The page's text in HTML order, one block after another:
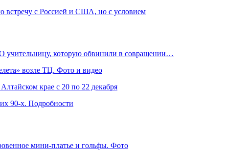
встречу с Россией и США, но с условием
учительницу, которую обвинили в совращении…
возле ТЦ. Фото и видео
крае с 20 по 22 декабря
90-х. Подробности
мини-платье и гольфы. Фото